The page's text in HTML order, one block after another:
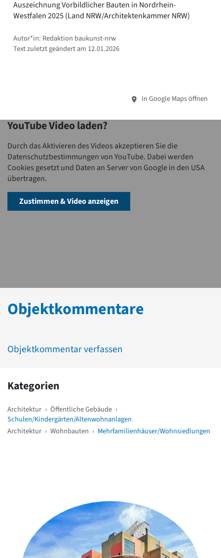
Auszeichnung Vorbildlicher Bauten in Nordrhein-
Westfalen 2025 (Land NRW/Architektenkammer NRW)
Autor*in: Redaktion baukunst-nrw
Text zuletzt geändert am 12.01.2026
In Google Maps öffnen
YouTube Video laden?
Durch das Aktivieren des Videos akzeptieren Sie die
Datenschutzbestimmungen von YouTube. Dabei werden
Cookies gesetzt und Daten an Server von Google in den USA
übertragen.
Zustimmen & Video anzeigen
Objektkommentare
Objektkommentar verfassen
Kategorien
Architektur › Öffentliche Gebäude ›
Schulen/Kindergärten/Altenwohnanlagen
Architektur › Wohnbauten › Mehrfamilienhäuser/Wohnsiedlungen